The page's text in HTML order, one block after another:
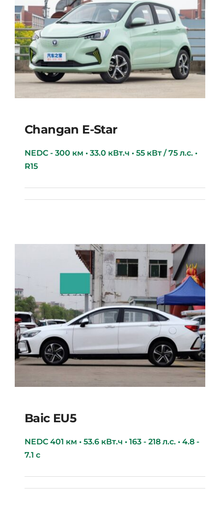
Changan E-Star
NEDC - 300 км • 33.0 кВт.ч • 55 кВт / 75 л.с. •
R15
Baic EU5
NEDC 401 км • 53.6 кВт.ч • 163 - 218 л.с. • 4.8 -
7.1 с